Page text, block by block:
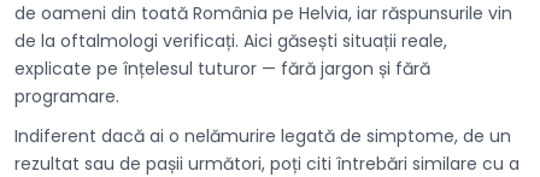
de oameni din toată România pe Helvia, iar răspunsurile vin
de la oftalmologi verificați. Aici găsești situații reale,
explicate pe înțelesul tuturor — fără jargon și fără
programare.
Indiferent dacă ai o nelămurire legată de simptome, de un
rezultat sau de pașii următori, poți citi întrebări similare cu a